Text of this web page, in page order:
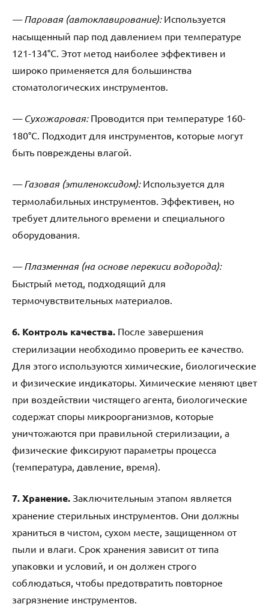
— Паровая (автоклавирование):Используется
насыщенный пар под давлением при температуре
121-134°C. Этот метод наиболее эффективен и
широко применяется для большинства
стоматологических инструментов.
— Сухожаровая:Проводится при температуре 160-
180°C. Подходит для инструментов, которые могут
быть повреждены влагой.
— Газовая (этиленоксидом):Используется для
термолабильных инструментов. Эффективен, но
требует длительного времени и специального
оборудования.
— Плазменная (на основе перекиси водорода):
Быстрый метод, подходящий для
термочувствительных материалов.
6. Контроль качества. После завершения
стерилизации необходимо проверить ее качество.
Для этого используются химические, биологические
и физические индикаторы. Химические меняют цвет
при воздействии чистящего агента, биологические
содержат споры микроорганизмов, которые
уничтожаются при правильной стерилизации, а
физические фиксируют параметры процесса
(температура, давление, время).
7. Хранение. Заключительным этапом является
хранение стерильных инструментов. Они должны
храниться в чистом, сухом месте, защищенном от
пыли и влаги. Срок хранения зависит от типа
упаковки и условий, и он должен строго
соблюдаться, чтобы предотвратить повторное
загрязнение инструментов.